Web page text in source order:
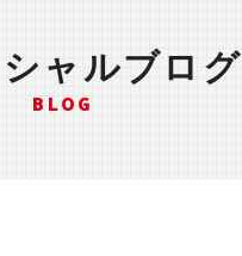
ャルブログ
BLOG